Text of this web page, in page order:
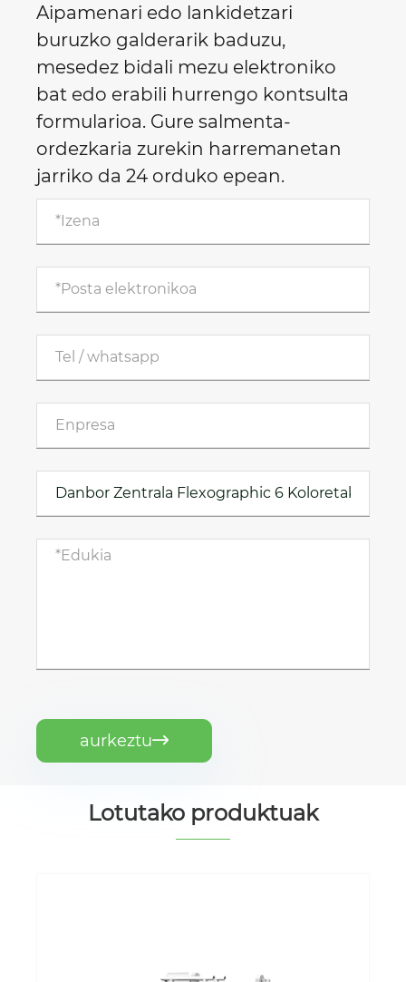
Aipamenari edo lankidetzari
buruzko galderarik baduzu,
mesedez bidali mezu elektroniko
bat edo erabili hurrengo kontsulta
formularioa. Gure salmenta-
ordezkaria zurekin harremanetan
jarriko da 24 orduko epean.
aurkeztu
Lotutako produktuak